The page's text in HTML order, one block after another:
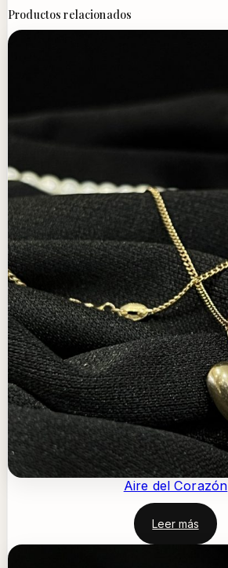
Productos relacionados
Aire del Corazón
Leer más